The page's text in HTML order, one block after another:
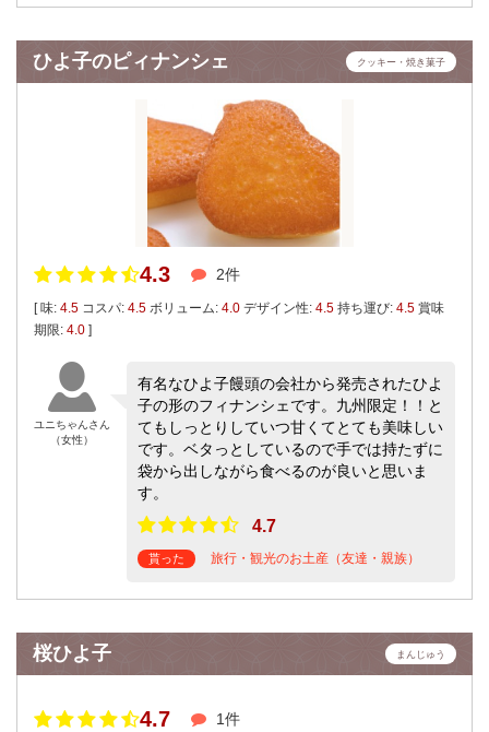
ひよ子のピィナンシェ クッキー・焼き菓子
4.3 2件
[ 味: 4.5 コスパ: 4.5 ボリューム: 4.0 デザイン性: 4.5 持ち運び: 4.5 賞味
期限: 4.0 ]
ユニちゃんさん
（女性）
有名なひよ子饅頭の会社から発売されたひよ
子の形のフィナンシェです。九州限定！！と
てもしっとりしていつ甘くてとても美味しい
です。ベタっとしているので手では持たずに
袋から出しながら食べるのが良いと思いま
す。
4.7
貰った 旅行・観光のお土産（友達・親族）
桜ひよ子 まんじゅう
4.7 1件